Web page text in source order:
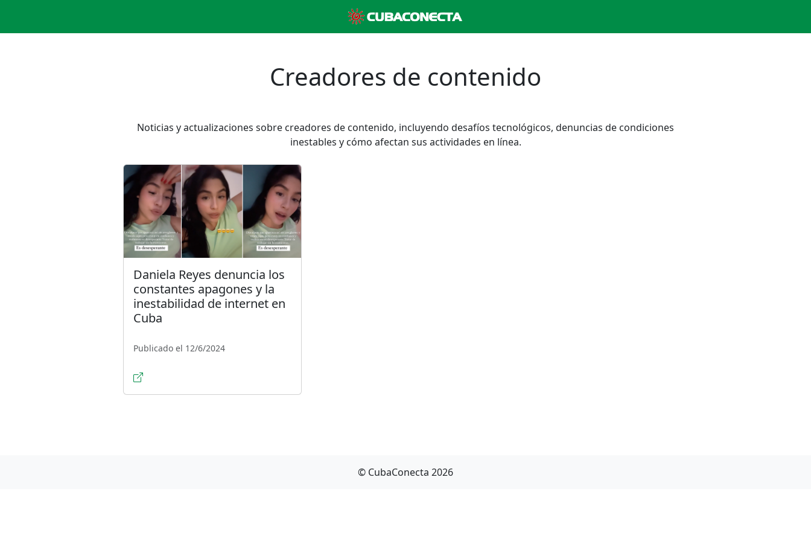
Creadores de contenido
Noticias y actualizaciones sobre creadores de contenido, incluyendo desafíos tecnológicos, denuncias de condiciones
inestables y cómo afectan sus actividades en línea.
Daniela Reyes denuncia los
constantes apagones y la
inestabilidad de internet en
Cuba
Publicado el 12/6/2024
© CubaConecta 2026